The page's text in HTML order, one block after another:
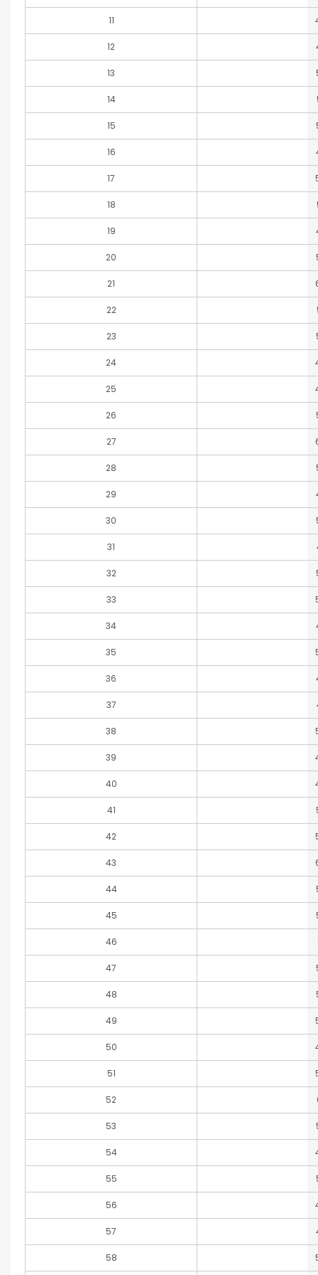
11
12
13
14
15
16
17
18
19
20
21
22
23
24
25
26
27
28
29
30
31
32
33
34
35
36
37
38
39
40
41
42
43
44
45
46
47
48
49
50
51
52
53
54
55
56
57
58